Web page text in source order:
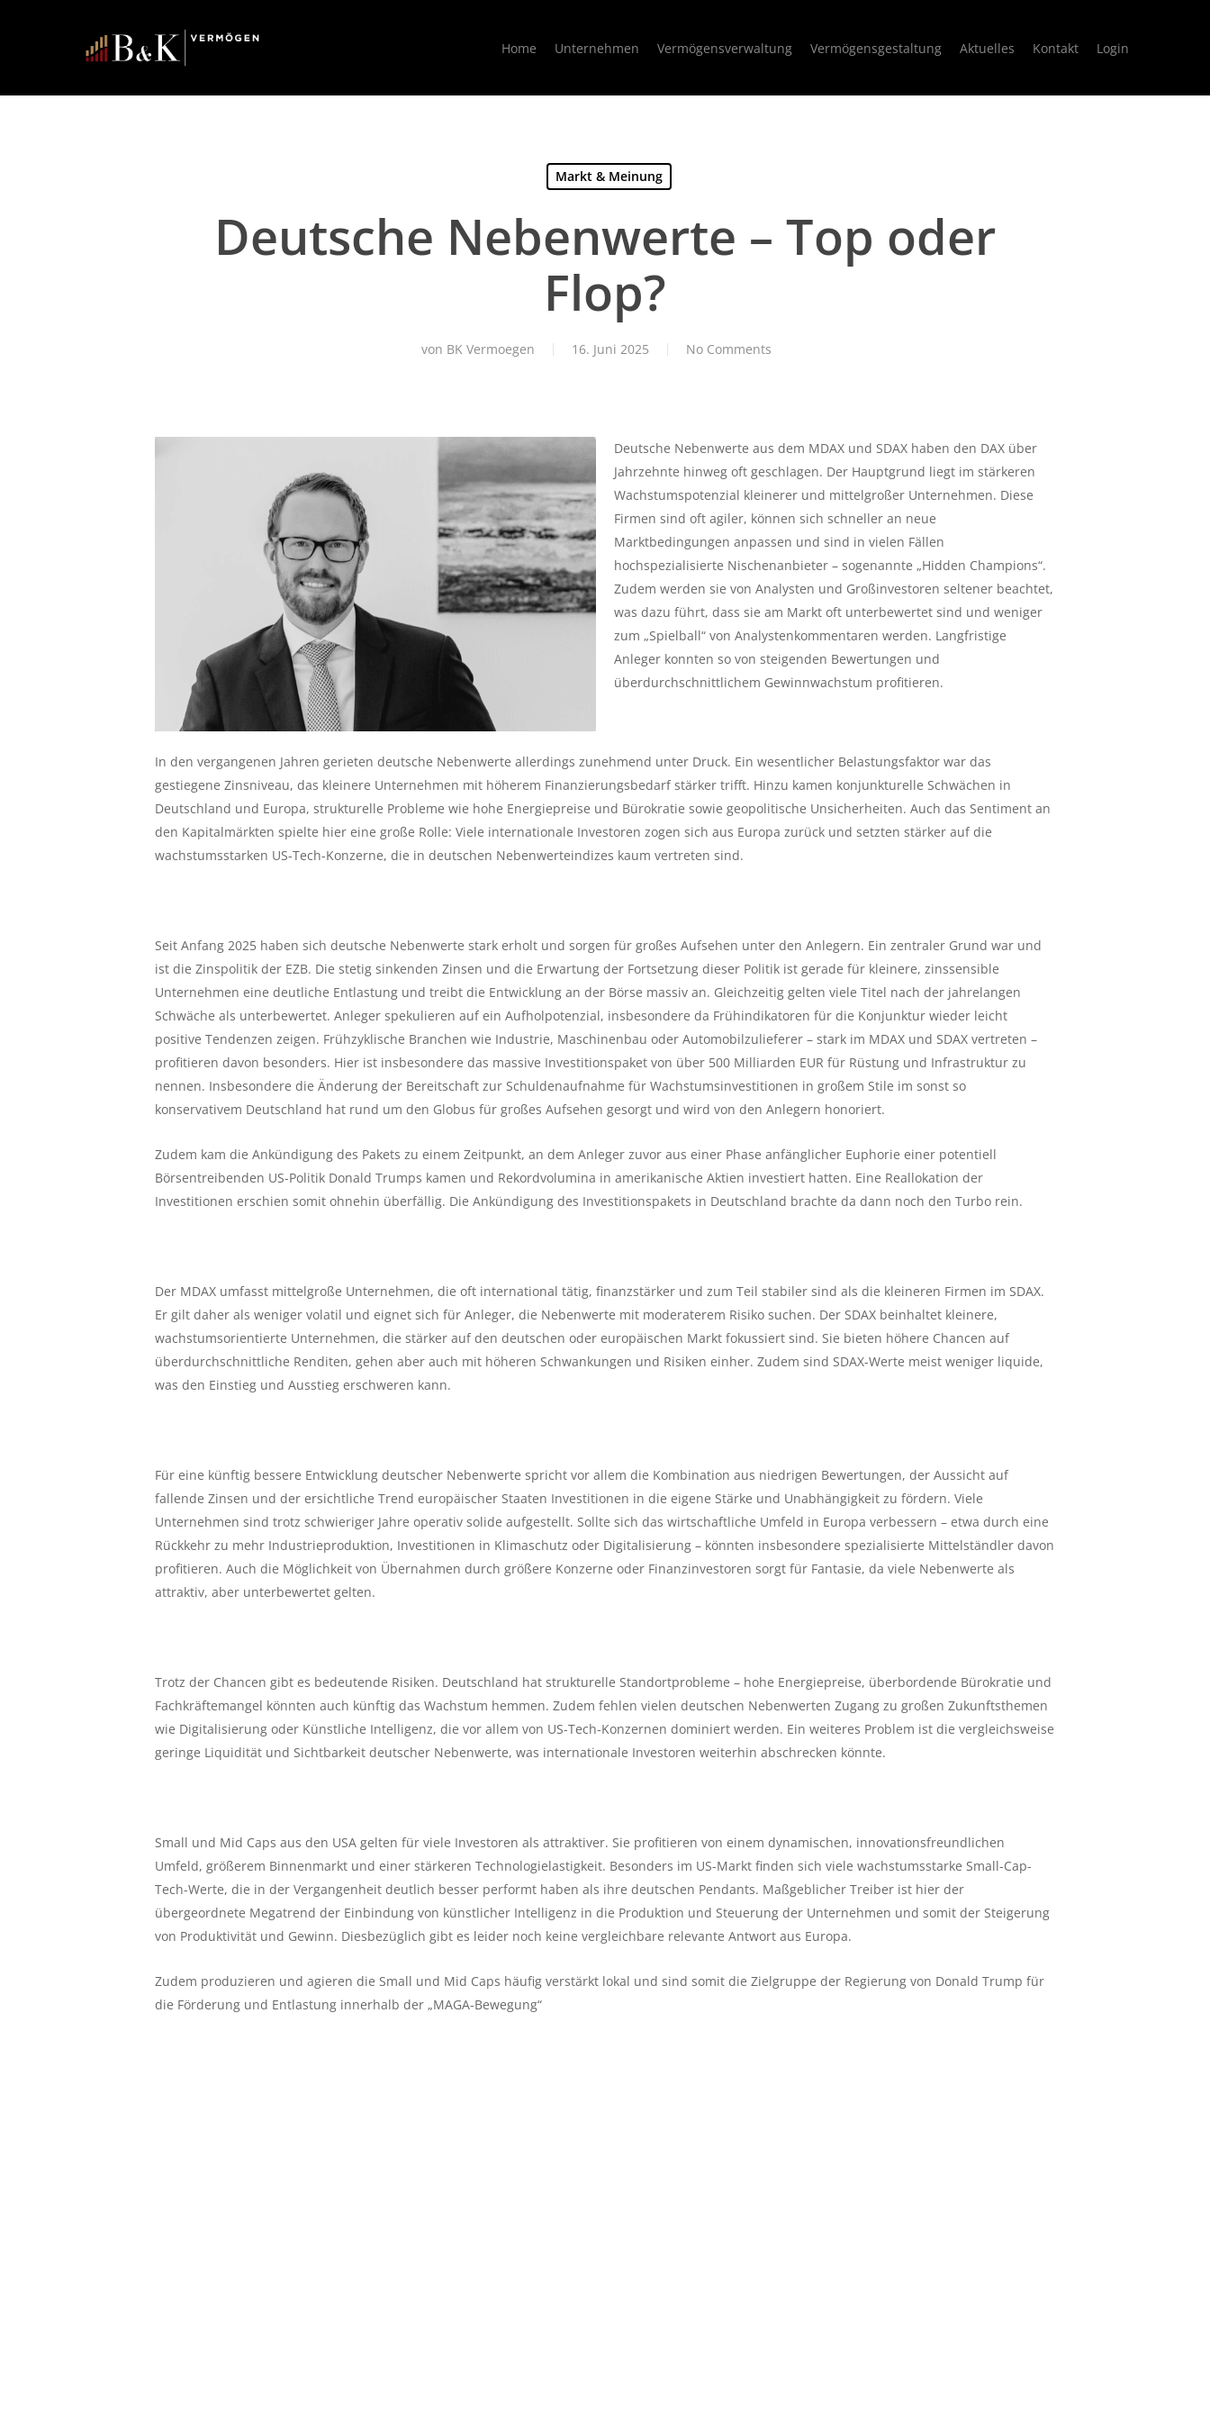
Home Unternehmen Vermögensverwaltung Vermögensgestaltung Aktuelles Kontakt Login
Markt & Meinung
Deutsche Nebenwerte – Top oder
Flop?
von BK Vermoegen 16. Juni 2025 No Comments
Deutsche Nebenwerte aus dem MDAX und SDAX haben den DAX über
Jahrzehnte hinweg oft geschlagen. Der Hauptgrund liegt im stärkeren
Wachstumspotenzial kleinerer und mittelgroßer Unternehmen. Diese
Firmen sind oft agiler, können sich schneller an neue
Marktbedingungen anpassen und sind in vielen Fällen
hochspezialisierte Nischenanbieter – sogenannte „Hidden Champions“.
Zudem werden sie von Analysten und Großinvestoren seltener beachtet,
was dazu führt, dass sie am Markt oft unterbewertet sind und weniger
zum „Spielball“ von Analystenkommentaren werden. Langfristige
Anleger konnten so von steigenden Bewertungen und
überdurchschnittlichem Gewinnwachstum profitieren.
In den vergangenen Jahren gerieten deutsche Nebenwerte allerdings zunehmend unter Druck. Ein wesentlicher Belastungsfaktor war das
gestiegene Zinsniveau, das kleinere Unternehmen mit höherem Finanzierungsbedarf stärker trifft. Hinzu kamen konjunkturelle Schwächen in
Deutschland und Europa, strukturelle Probleme wie hohe Energiepreise und Bürokratie sowie geopolitische Unsicherheiten. Auch das Sentiment an
den Kapitalmärkten spielte hier eine große Rolle: Viele internationale Investoren zogen sich aus Europa zurück und setzten stärker auf die
wachstumsstarken US-Tech-Konzerne, die in deutschen Nebenwerteindizes kaum vertreten sind.
Seit Anfang 2025 haben sich deutsche Nebenwerte stark erholt und sorgen für großes Aufsehen unter den Anlegern. Ein zentraler Grund war und
ist die Zinspolitik der EZB. Die stetig sinkenden Zinsen und die Erwartung der Fortsetzung dieser Politik ist gerade für kleinere, zinssensible
Unternehmen eine deutliche Entlastung und treibt die Entwicklung an der Börse massiv an. Gleichzeitig gelten viele Titel nach der jahrelangen
Schwäche als unterbewertet. Anleger spekulieren auf ein Aufholpotenzial, insbesondere da Frühindikatoren für die Konjunktur wieder leicht
positive Tendenzen zeigen. Frühzyklische Branchen wie Industrie, Maschinenbau oder Automobilzulieferer – stark im MDAX und SDAX vertreten –
profitieren davon besonders. Hier ist insbesondere das massive Investitionspaket von über 500 Milliarden EUR für Rüstung und Infrastruktur zu
nennen. Insbesondere die Änderung der Bereitschaft zur Schuldenaufnahme für Wachstumsinvestitionen in großem Stile im sonst so
konservativem Deutschland hat rund um den Globus für großes Aufsehen gesorgt und wird von den Anlegern honoriert.
Zudem kam die Ankündigung des Pakets zu einem Zeitpunkt, an dem Anleger zuvor aus einer Phase anfänglicher Euphorie einer potentiell
Börsentreibenden US-Politik Donald Trumps kamen und Rekordvolumina in amerikanische Aktien investiert hatten. Eine Reallokation der
Investitionen erschien somit ohnehin überfällig. Die Ankündigung des Investitionspakets in Deutschland brachte da dann noch den Turbo rein.
Der MDAX umfasst mittelgroße Unternehmen, die oft international tätig, finanzstärker und zum Teil stabiler sind als die kleineren Firmen im SDAX.
Er gilt daher als weniger volatil und eignet sich für Anleger, die Nebenwerte mit moderaterem Risiko suchen. Der SDAX beinhaltet kleinere,
wachstumsorientierte Unternehmen, die stärker auf den deutschen oder europäischen Markt fokussiert sind. Sie bieten höhere Chancen auf
überdurchschnittliche Renditen, gehen aber auch mit höheren Schwankungen und Risiken einher. Zudem sind SDAX-Werte meist weniger liquide,
was den Einstieg und Ausstieg erschweren kann.
Für eine künftig bessere Entwicklung deutscher Nebenwerte spricht vor allem die Kombination aus niedrigen Bewertungen, der Aussicht auf
fallende Zinsen und der ersichtliche Trend europäischer Staaten Investitionen in die eigene Stärke und Unabhängigkeit zu fördern. Viele
Unternehmen sind trotz schwieriger Jahre operativ solide aufgestellt. Sollte sich das wirtschaftliche Umfeld in Europa verbessern – etwa durch eine
Rückkehr zu mehr Industrieproduktion, Investitionen in Klimaschutz oder Digitalisierung – könnten insbesondere spezialisierte Mittelständler davon
profitieren. Auch die Möglichkeit von Übernahmen durch größere Konzerne oder Finanzinvestoren sorgt für Fantasie, da viele Nebenwerte als
attraktiv, aber unterbewertet gelten.
Trotz der Chancen gibt es bedeutende Risiken. Deutschland hat strukturelle Standortprobleme – hohe Energiepreise, überbordende Bürokratie und
Fachkräftemangel könnten auch künftig das Wachstum hemmen. Zudem fehlen vielen deutschen Nebenwerten Zugang zu großen Zukunftsthemen
wie Digitalisierung oder Künstliche Intelligenz, die vor allem von US-Tech-Konzernen dominiert werden. Ein weiteres Problem ist die vergleichsweise
geringe Liquidität und Sichtbarkeit deutscher Nebenwerte, was internationale Investoren weiterhin abschrecken könnte.
Small und Mid Caps aus den USA gelten für viele Investoren als attraktiver. Sie profitieren von einem dynamischen, innovationsfreundlichen
Umfeld, größerem Binnenmarkt und einer stärkeren Technologielastigkeit. Besonders im US-Markt finden sich viele wachstumsstarke Small-Cap-
Tech-Werte, die in der Vergangenheit deutlich besser performt haben als ihre deutschen Pendants. Maßgeblicher Treiber ist hier der
übergeordnete Megatrend der Einbindung von künstlicher Intelligenz in die Produktion und Steuerung der Unternehmen und somit der Steigerung
von Produktivität und Gewinn. Diesbezüglich gibt es leider noch keine vergleichbare relevante Antwort aus Europa.
Zudem produzieren und agieren die Small und Mid Caps häufig verstärkt lokal und sind somit die Zielgruppe der Regierung von Donald Trump für
die Förderung und Entlastung innerhalb der „MAGA-Bewegung“